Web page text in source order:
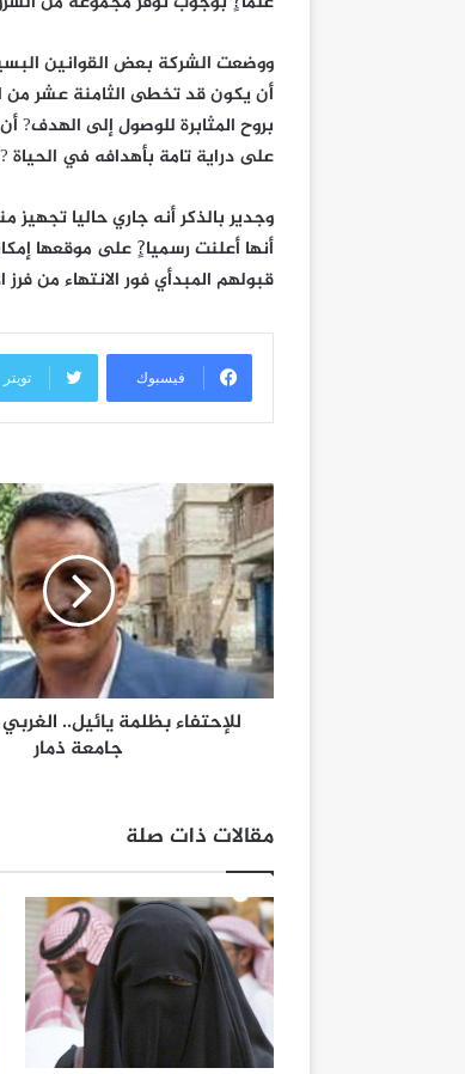
ووضعت الشركة بعض القوانين
أن يكون قد تخطى الثامنة عشر من
بروح المثابرة للوصول إلى الهدف?
على دراية تامة بأهدافه في الحياة
وجدير بالذكر أنه جاري حاليا
أنها أعلنت رسميا?ٍ على موقعها
قبولهم المبدأي فور الانتهاء من فرز
فيسبوك تويتر
للإحتفاء بظلمة يائيل..
جامعة ذمار
مقالات ذات صلة